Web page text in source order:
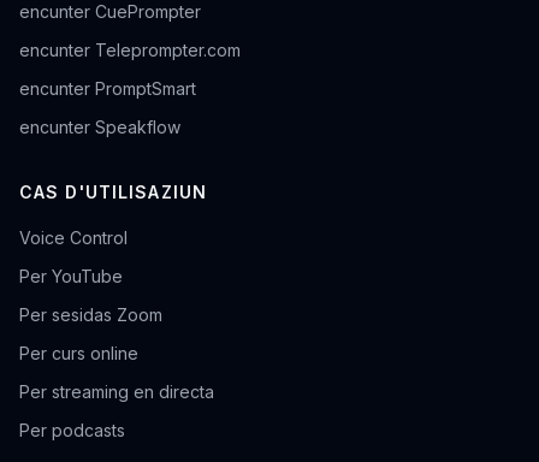
encunter CuePrompter
encunter Teleprompter.com
encunter PromptSmart
encunter Speakflow
CAS D'UTILISAZIUN
Voice Control
Per YouTube
Per sesidas Zoom
Per curs online
Per streaming en directa
Per podcasts